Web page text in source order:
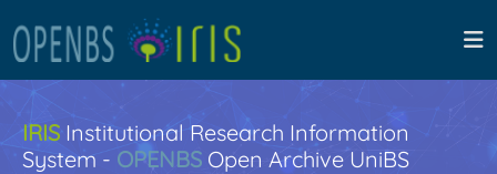
IRISInstitutional Research Information
System - OPENBS Open Archive UniBS